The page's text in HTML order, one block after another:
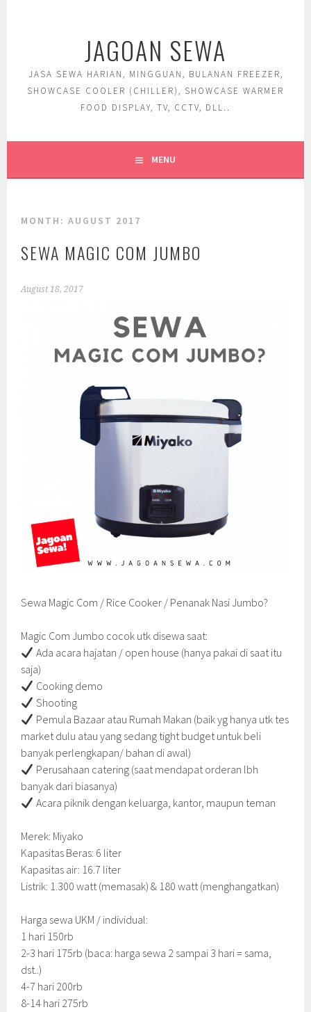
JAGOAN SEWA
JASA SEWA HARIAN, MINGGUAN, BULANAN FREEZER,
SHOWCASE COOLER (CHILLER), SHOWCASE WARMER
FOOD DISPLAY, TV, CCTV, DLL..
MENU
MONTH:AUGUST 2017
SEWA MAGIC COM JUMBO
August 18, 2017
Sewa Magic Com / Rice Cooker / Penanak Nasi Jumbo?
Magic Com Jumbo cocok utk disewa saat:
Ada acara hajatan / open house (hanya pakai di saat itu
saja)
Cooking demo
Shooting
Pemula Bazaar atau Rumah Makan (baik yg hanya utk tes
market dulu atau yang sedang tight budget untuk beli
banyak perlengkapan/ bahan di awal)
Perusahaan catering (saat mendapat orderan lbh
banyak dari biasanya)
Acara piknik dengan keluarga, kantor, maupun teman
Merek: Miyako
Kapasitas Beras: 6 liter
Kapasitas air: 16.7 liter
Listrik: 1.300 watt (memasak) & 180 watt (menghangatkan)
Harga sewa UKM / individual:
1 hari 150rb
2-3 hari 175rb (baca: harga sewa 2 sampai 3 hari = sama,
dst..)
4-7 hari 200rb
8-14 hari 275rb